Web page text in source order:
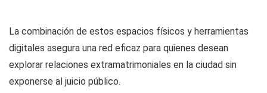
La combinación de estos espacios físicos y herramientas
digitales asegura una red eficaz para quienes desean
explorar relaciones extramatrimoniales en la ciudad sin
exponerse al juicio público.